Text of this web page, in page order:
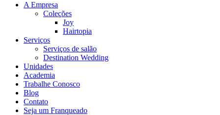
A Empresa
Coleções
Joy
Hairtopia
Serviços
Serviços de salão
Destination Wedding
Unidades
Academia
Trabalhe Conosco
Blog
Contato
Seja um Franqueado